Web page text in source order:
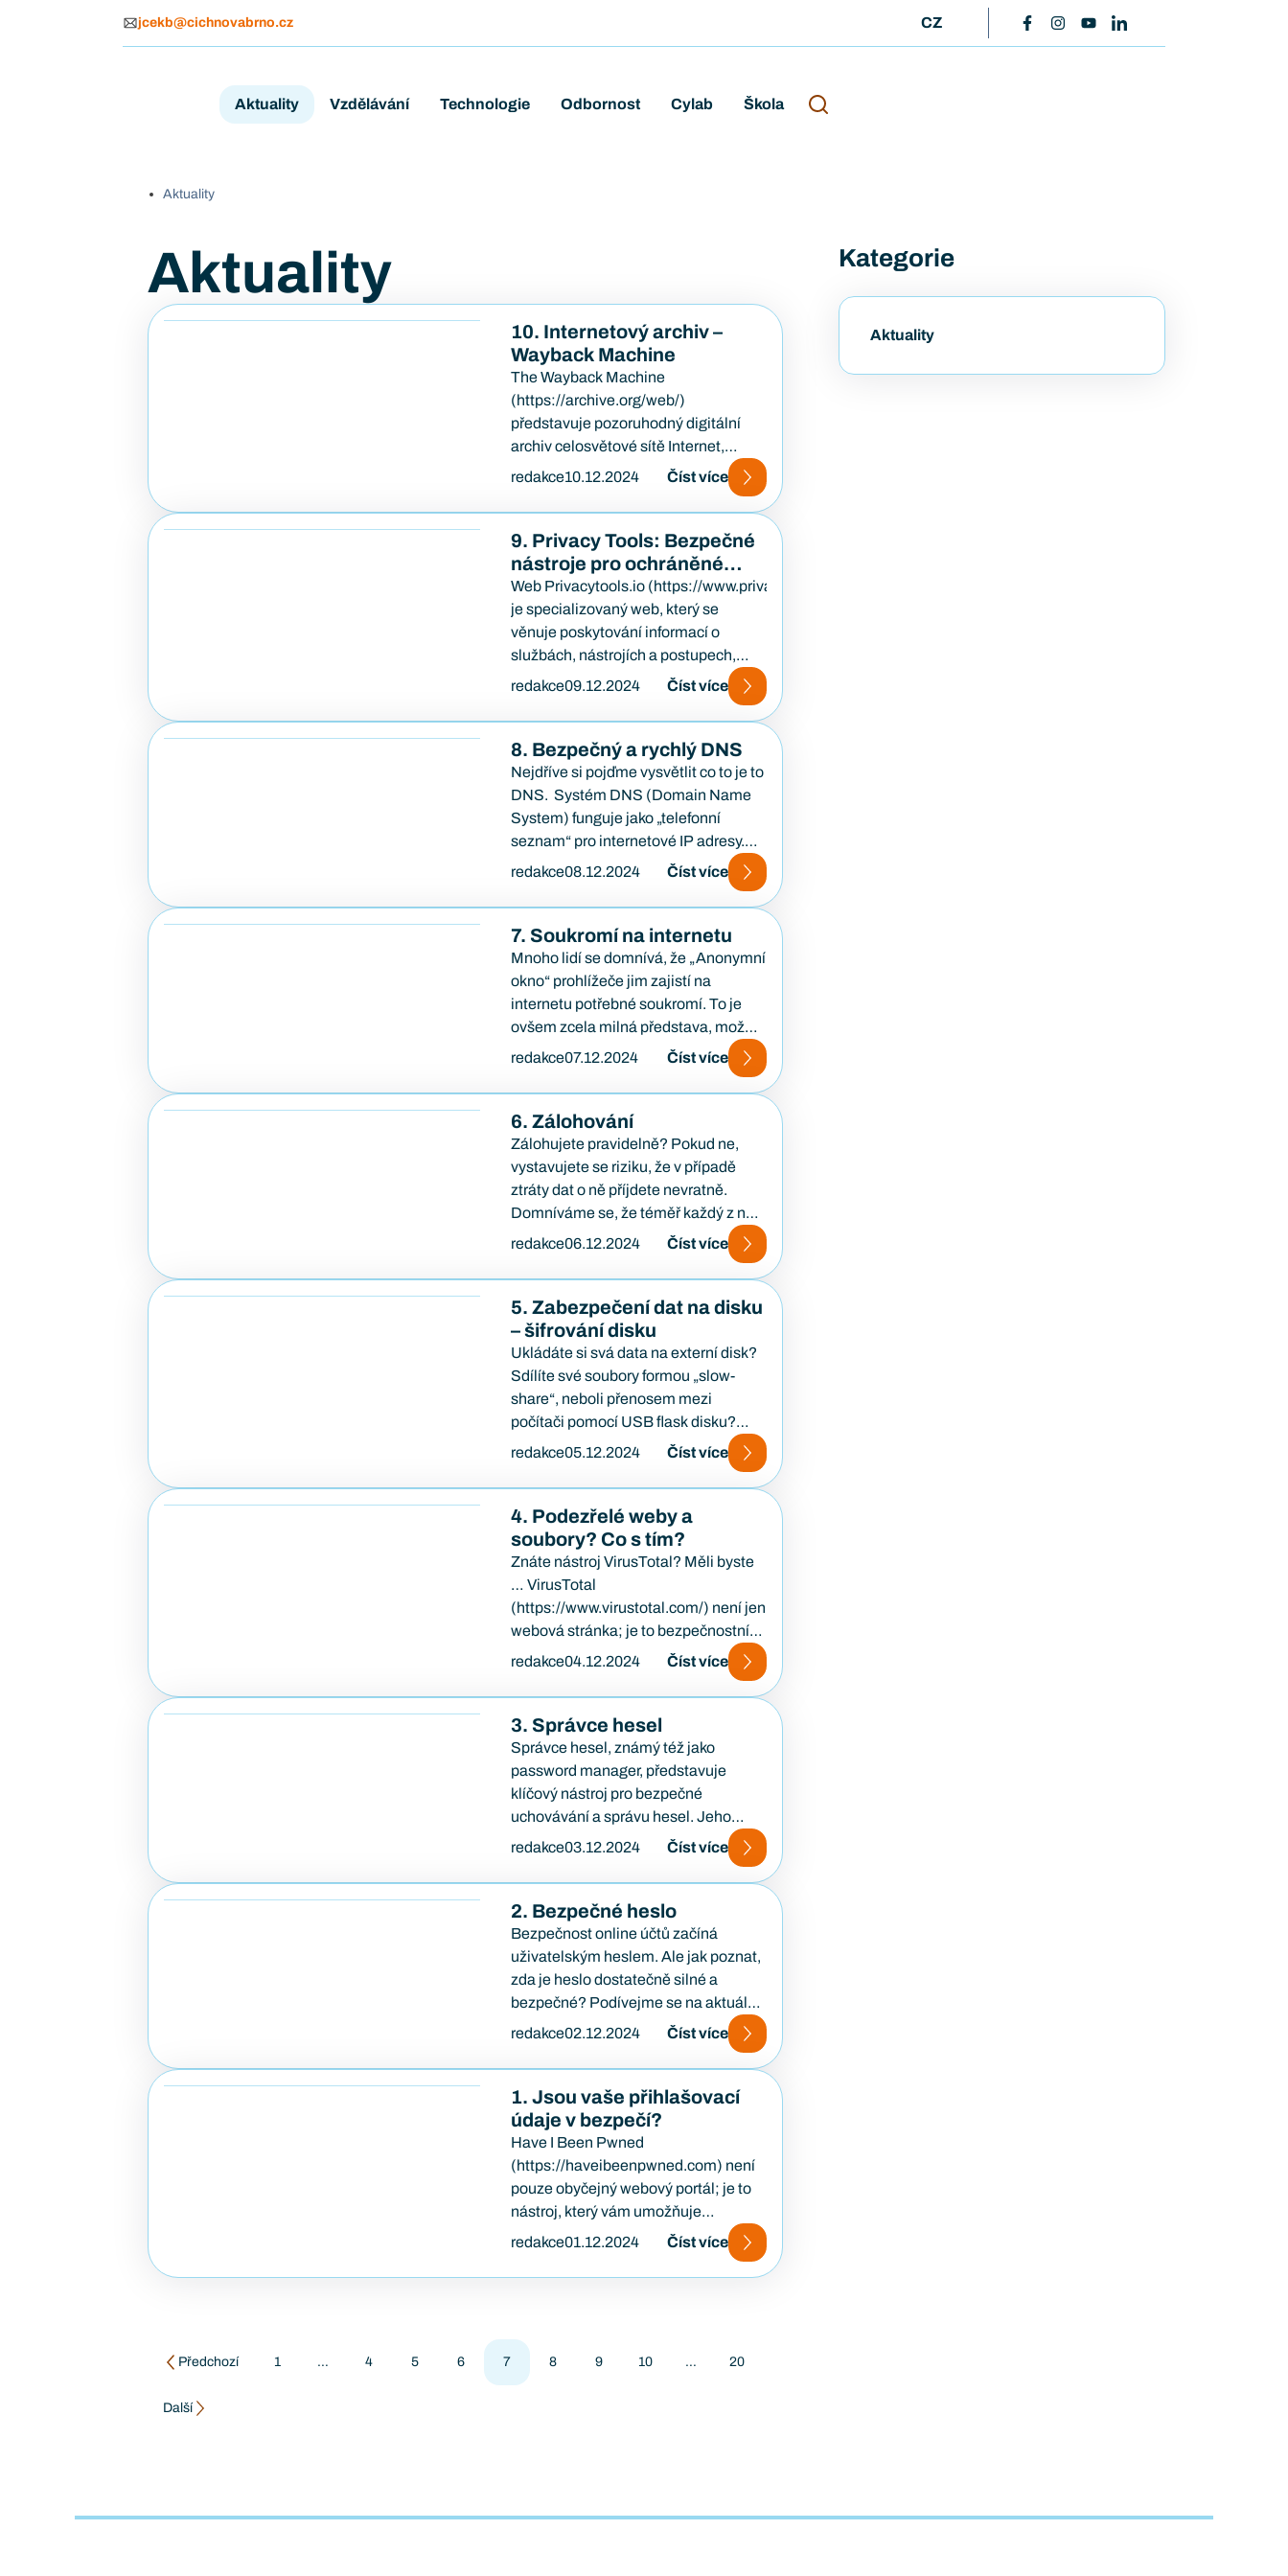
jcekb@cichnovabrno.cz CZ
Aktuality Vzdělávání Technologie Odbornost Cylab Škola
Aktuality
Aktuality
10. Internetový archiv –
Wayback Machine
The Wayback Machine
(https://archive.org/web/)
představuje pozoruhodný digitální
archiv celosvětové sítě Internet,
poskytující nám pohled na evoluci
online prostoru. Tento sofistikovaný
nástroj pravidelně prochází celý
internet,…
redakce10.12.2024 Číst více
9. Privacy Tools: Bezpečné
nástroje pro ochráněné
online prostředí
Web Privacytools.io (https://www.privacytools.io/)
je specializovaný web, který se
věnuje poskytování informací o
službách, nástrojích a postupech,
které slouží k posílení ochrany
uživatelů před globálním sledováním
a ohrožením…
redakce09.12.2024 Číst více
8. Bezpečný a rychlý DNS
Nejdříve si pojďme vysvětlit co to je to
DNS. Systém DNS (Domain Name
System) funguje jako „telefonní
seznam“ pro internetové IP adresy.
Umožňuje přiřadit k…
redakce08.12.2024 Číst více
7. Soukromí na internetu
Mnoho lidí se domnívá, že „Anonymní
okno“ prohlížeče jim zajistí na
internetu potřebné soukromí. To je
ovšem zcela milná představa, možná
záměrně vyvolaná tímto
redakce07.12.2024 Číst více
6. Zálohování
Zálohujete pravidelně? Pokud ne,
vystavujete se riziku, že v případě
ztráty dat o ně příjdete nevratně.
Domníváme se, že téměř každý z nás
již přišel…
redakce06.12.2024 Číst více
5. Zabezpečení dat na disku
– šifrování disku
Ukládáte si svá data na externí disk?
Sdílíte své soubory formou „slow-
share“, neboli přenosem mezi
počítači pomocí USB flask disku?
Používáte pro svou práci, školu,…
redakce05.12.2024 Číst více
4. Podezřelé weby a
soubory? Co s tím?
Znáte nástroj VirusTotal? Měli byste
… VirusTotal
(https://www.virustotal.com/) není jen
webová stránka; je to bezpečnostní
nástroj, který poskytuje možnost
podrobného skenování a kontroly
souborů a…
redakce04.12.2024 Číst více
3. Správce hesel
Správce hesel, známý též jako
password manager, představuje
klíčový nástroj pro bezpečné
uchovávání a správu hesel. Jeho
základní funkcí je vytváření a ukládání
redakce03.12.2024 Číst více
2. Bezpečné heslo
Bezpečnost online účtů začíná
uživatelským heslem. Ale jak poznat,
zda je heslo dostatečně silné a
bezpečné? Podívejme se na aktuální
doporučení od Národního institutu
redakce02.12.2024 Číst více
1. Jsou vaše přihlašovací
údaje v bezpečí?
Have I Been Pwned
(https://haveibeenpwned.com) není
pouze obyčejný webový portál; je to
nástroj, který vám umožňuje
zkontrolovat, zda byly vaše osobní
redakce01.12.2024 Číst více
Předchozí 1 … 4 5 6 7 8 9 10 … 20
Další
Kategorie
Aktuality